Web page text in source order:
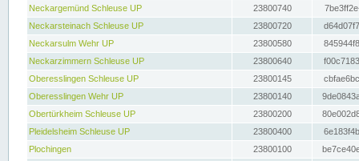
Neckargemünd Schleuse UP
23800740
Neckarsteinach Schleuse UP
23800720
Neckarsulm Wehr UP
23800580
Neckarzimmern Schleuse UP
23800640
Oberesslingen Schleuse UP
23800145
Oberesslingen Wehr UP
23800140
Obertürkheim Schleuse UP
23800200
Pleidelsheim Schleuse UP
23800400
Plochingen
23800100